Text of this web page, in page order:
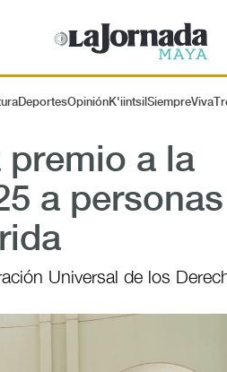
DeportesOpiniónK'iintsil SiempreViva
a la
a
Universal de los